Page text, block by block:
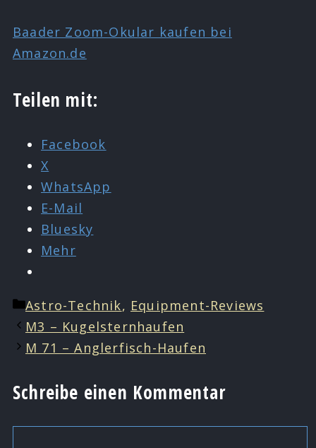
Baader Zoom-Okular kaufen bei
Amazon.de
Teilen mit:
Facebook
X
WhatsApp
E-Mail
Bluesky
Mehr
Kategorien
Astro-Technik, Equipment-Reviews
M3 – Kugelsternhaufen
M 71 – Anglerfisch-Haufen
Schreibe einen Kommentar